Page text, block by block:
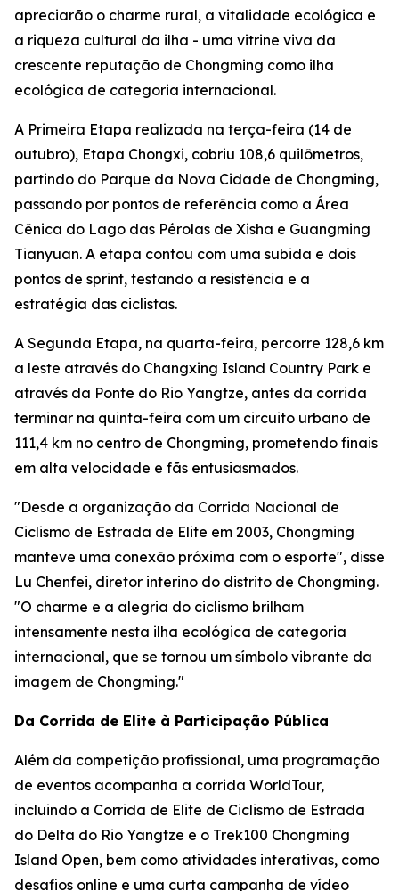
apreciarão o charme rural, a vitalidade ecológica e
a riqueza cultural da ilha - uma vitrine viva da
crescente reputação de Chongming como ilha
ecológica de categoria internacional.
A Primeira Etapa realizada na terça-feira (14 de
outubro), Etapa Chongxi, cobriu 108,6 quilômetros,
partindo do Parque da Nova Cidade de Chongming,
passando por pontos de referência como a Área
Cênica do Lago das Pérolas de Xisha e Guangming
Tianyuan. A etapa contou com uma subida e dois
pontos de sprint, testando a resistência e a
estratégia das ciclistas.
A Segunda Etapa, na quarta-feira, percorre 128,6 km
a leste através do Changxing Island Country Park e
através da Ponte do Rio Yangtze, antes da corrida
terminar na quinta-feira com um circuito urbano de
111,4 km no centro de Chongming, prometendo finais
em alta velocidade e fãs entusiasmados.
"Desde a organização da Corrida Nacional de
Ciclismo de Estrada de Elite em 2003, Chongming
manteve uma conexão próxima com o esporte", disse
Lu Chenfei, diretor interino do distrito de Chongming.
"O charme e a alegria do ciclismo brilham
intensamente nesta ilha ecológica de categoria
internacional, que se tornou um símbolo vibrante da
imagem de Chongming."
Da Corrida de Elite à Participação Pública
Além da competição profissional, uma programação
de eventos acompanha a corrida WorldTour,
incluindo a Corrida de Elite de Ciclismo de Estrada
do Delta do Rio Yangtze e o Trek100 Chongming
Island Open, bem como atividades interativas, como
desafios online e uma curta campanha de vídeo